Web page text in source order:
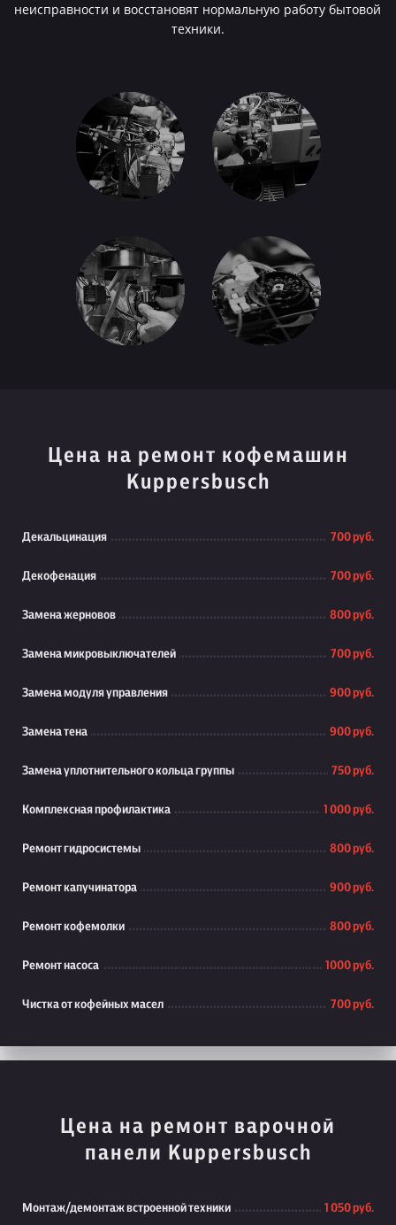
неисправности и восстановят нормальную работу бытовой
техники.
Цена на ремонт кофемашин
Kuppersbusch
Декальцинация 700 руб.
Декофенация 700 руб.
Замена жерновов 800 руб.
Замена микровыключателей 700 руб.
Замена модуля управления 900 руб.
Замена тена 900 руб.
Замена уплотнительного кольца группы 750 руб.
Комплексная профилактика 1 000 руб.
Ремонт гидросистемы 800 руб.
Ремонт капучинатора 900 руб.
Ремонт кофемолки 800 руб.
Ремонт насоса 1000 руб.
Чистка от кофейных масел 700 руб.
Цена на ремонт варочной
панели Kuppersbusch
Монтаж/демонтаж встроенной техники 1 050 руб.